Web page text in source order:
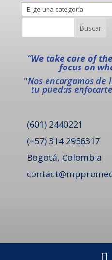
“We take care of
focus on
"Nos encargamos de
tu puedas
(601) 2440221
(+57) 314 2956317
Bogotá, Colombia